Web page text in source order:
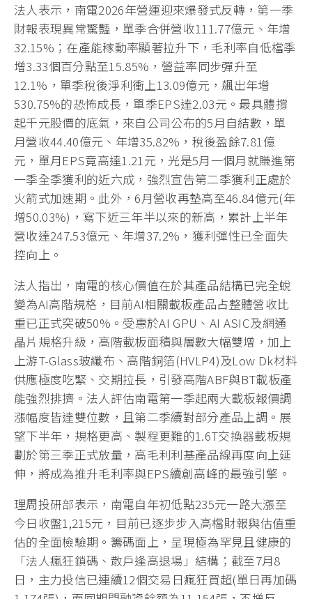
法人表示，南電2026年營運迎來爆發式反轉，第一季
財報表現異常驚豔，單季合併營收111.77億元、年增
32.15%；在產能稼動率顯著拉升下，毛利率自低檔季
增3.33個百分點至15.85%，營益率同步彈升至
12.1%，單季稅後淨利衝上13.09億元，飆出年增
530.75%的恐怖成長，單季EPS達2.03元。最具體撐
起千元股價的底氣，來自公司公布的5月自結數，單
月營收44.40億元、年增35.82%，稅後盈餘7.81億
元，單月EPS竟高達1.21元，光是5月一個月就賺進第
一季全季獲利的近六成，強烈宣告第二季獲利正處於
火箭式加速期。此外，6月營收再墊高至46.84億元(年
增50.03%)，寫下近三年半以來的新高，累計上半年
營收達247.53億元、年增37.2%，獲利彈性已全面失
控向上。
法人指出，南電的核心價值在於其產品結構已完全蛻
變為AI高階規格，目前AI相關載板產品占整體營收比
重已正式突破50%。受惠於AI GPU、AI ASIC及網通
晶片規格升級，高階載板面積與層數大幅雙增，加上
上游T-Glass玻纖布、高階銅箔(HVLP4)及Low Dk材料
供應極度吃緊、交期拉長，引發高階ABF與BT載板產
能強烈排擠。法人評估南電第一季起兩大載板報價調
漲幅度皆達雙位數，且第二季續對部分產品上調。展
望下半年，規格更高、製程更難的1.6T交換器載板規
劃於第三季正式放量，高毛利利基產品線再度向上延
伸，將成為推升毛利率與EPS續創高峰的最強引擎。
理周投研部表示，南電自年初低點235元一路大漲至
今日收盤1,215元，目前已逐步步入高檔財報與估值重
估的全面檢驗期。籌碼面上，呈現極為罕見且健康的
「法人瘋狂鎖碼、散戶逢高退場」結構；截至7月8
日，主力投信已連續12個交易日瘋狂買超(單日再加碼